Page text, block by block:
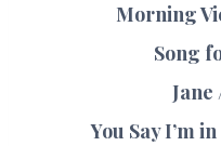
Morning
Song
Jane
You Say I’m